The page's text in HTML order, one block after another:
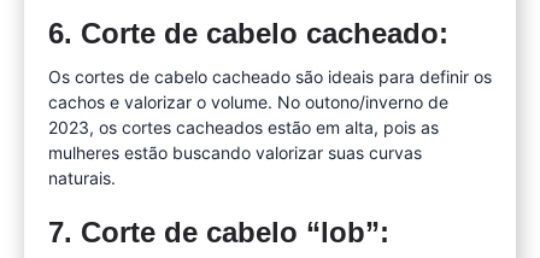
6. Corte de cabelo cacheado:
Os cortes de cabelo cacheado são ideais para definir os
cachos e valorizar o volume. No outono/inverno de
2023, os cortes cacheados estão em alta, pois as
mulheres estão buscando valorizar suas curvas
naturais.
7. Corte de cabelo “lob”: